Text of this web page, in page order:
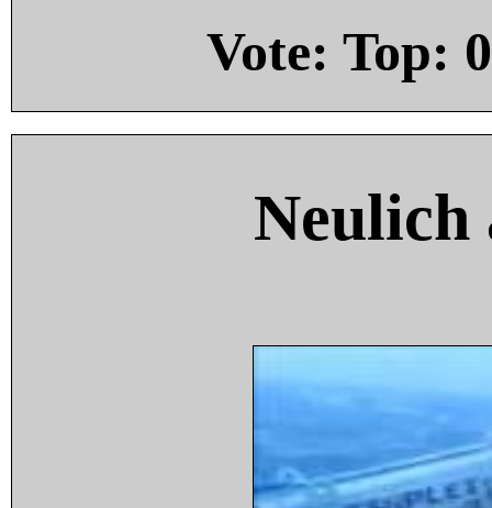
Vote: Top: 0
Neulich